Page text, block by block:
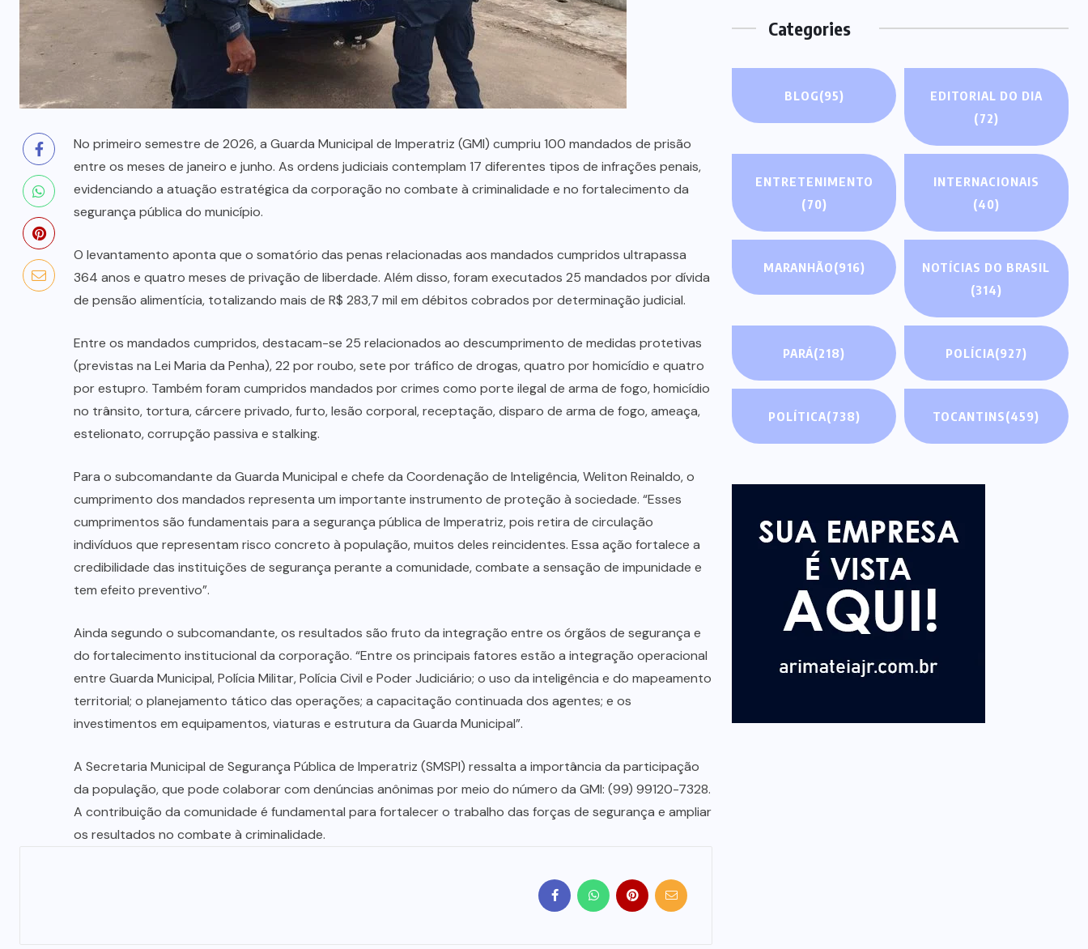
No primeiro semestre de 2026, a Guarda Municipal de Imperatriz (GMI) cumpriu 100 mandados de prisão
entre os meses de janeiro e junho. As ordens judiciais contemplam 17 diferentes tipos de infrações penais,
evidenciando a atuação estratégica da corporação no combate à criminalidade e no fortalecimento da
segurança pública do município.
O levantamento aponta que o somatório das penas relacionadas aos mandados cumpridos ultrapassa
364 anos e quatro meses de privação de liberdade. Além disso, foram executados 25 mandados por dívida
de pensão alimentícia, totalizando mais de R$ 283,7 mil em débitos cobrados por determinação judicial.
Entre os mandados cumpridos, destacam-se 25 relacionados ao descumprimento de medidas protetivas
(previstas na Lei Maria da Penha), 22 por roubo, sete por tráfico de drogas, quatro por homicídio e quatro
por estupro. Também foram cumpridos mandados por crimes como porte ilegal de arma de fogo, homicídio
no trânsito, tortura, cárcere privado, furto, lesão corporal, receptação, disparo de arma de fogo, ameaça,
estelionato, corrupção passiva e stalking.
Para o subcomandante da Guarda Municipal e chefe da Coordenação de Inteligência, Weliton Reinaldo, o
cumprimento dos mandados representa um importante instrumento de proteção à sociedade. “Esses
cumprimentos são fundamentais para a segurança pública de Imperatriz, pois retira de circulação
indivíduos que representam risco concreto à população, muitos deles reincidentes. Essa ação fortalece a
credibilidade das instituições de segurança perante a comunidade, combate a sensação de impunidade e
tem efeito preventivo”.
Ainda segundo o subcomandante, os resultados são fruto da integração entre os órgãos de segurança e
do fortalecimento institucional da corporação. “Entre os principais fatores estão a integração operacional
entre Guarda Municipal, Polícia Militar, Polícia Civil e Poder Judiciário; o uso da inteligência e do mapeamento
territorial; o planejamento tático das operações; a capacitação continuada dos agentes; e os
investimentos em equipamentos, viaturas e estrutura da Guarda Municipal”.
A Secretaria Municipal de Segurança Pública de Imperatriz (SMSPI) ressalta a importância da participação
da população, que pode colaborar com denúncias anônimas por meio do número da GMI: (99) 99120-7328.
A contribuição da comunidade é fundamental para fortalecer o trabalho das forças de segurança e ampliar
os resultados no combate à criminalidade.
Categories
BLOG(95)
EDITORIAL DO DIA
(72)
ENTRETENIMENTO
(70)
INTERNACIONAIS
(40)
MARANHÃO(916)
NOTÍCIAS DO BRASIL
(314)
PARÁ(218) POLÍCIA(927)
POLÍTICA(738) TOCANTINS(459)